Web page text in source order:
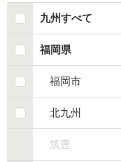
九州すべて
福岡県
福岡市
北九州
筑豊